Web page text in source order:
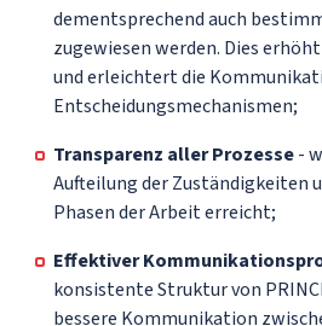
dementsprechend auch
zugewiesen werden. Dies
und erleichtert die
Entscheidungsmechanismen;
Transparenz aller Prozesse-
Aufteilung der Zuständigkeiten
Phasen der Arbeit erreicht;
Effektiver
konsistente Struktur von
bessere Kommunikation